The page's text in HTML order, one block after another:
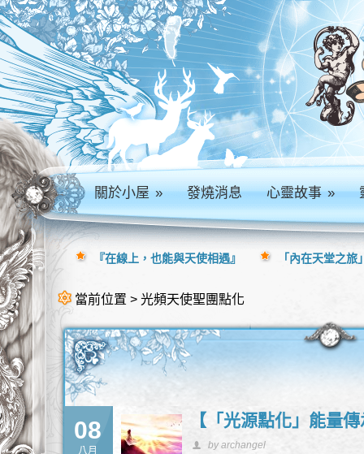
關於小屋» 發燒消息 心靈故事»
當前位置 > 光頻天使聖團點化
08
八月
【「光源點化」能量
by archangel
『在線上，也能與天使相遇』 「內在天堂之